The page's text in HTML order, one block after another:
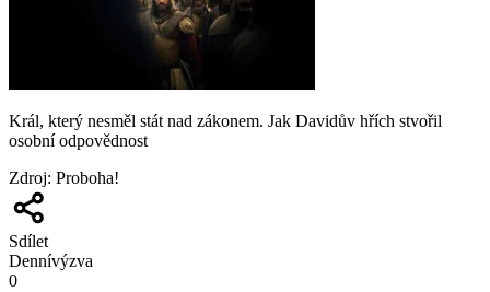
Král, který nesměl stát nad zákonem. Jak Davidův hřích stvořil
osobní odpovědnost
Zdroj: Proboha!
Sdílet
Dennívýzva
0